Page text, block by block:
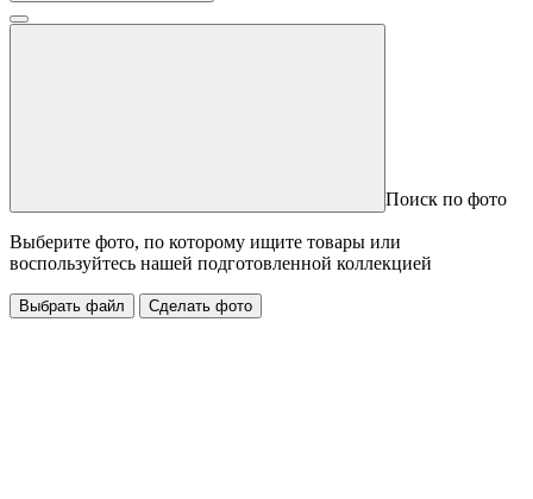
Поиск по фото
Выберите фото, по которому ищите товары или
воспользуйтесь нашей подготовленной коллекцией
Выбрать файл Сделать фото